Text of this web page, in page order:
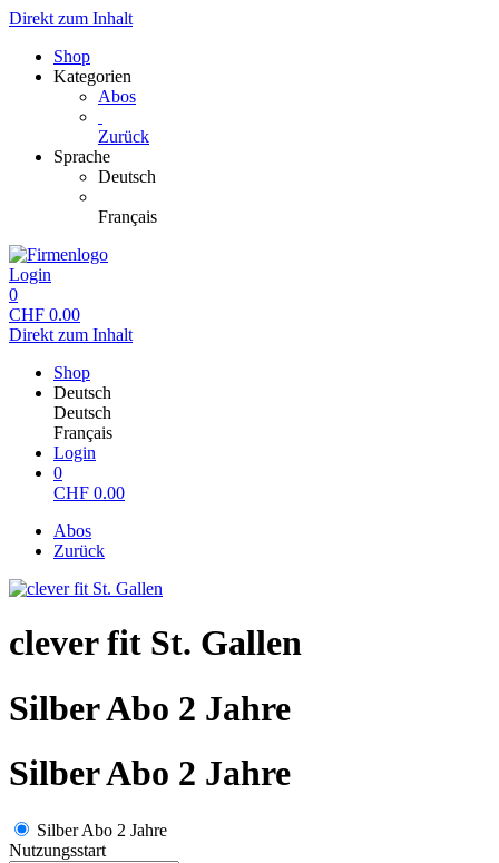
Direkt zum Inhalt
Shop
Kategorien
Abos
Zurück
Sprache
Deutsch
Français
Login
0
CHF 0.00
Direkt zum Inhalt
Shop
Deutsch
Deutsch
Français
Login
0
CHF 0.00
Abos
Zurück
clever fit St. Gallen
Silber Abo 2 Jahre
Silber Abo 2 Jahre
Silber Abo 2 Jahre
Nutzungsstart